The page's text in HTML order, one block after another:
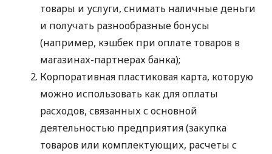
товары и услуги, снимать наличные деньги
и получать разнообразные бонусы
(например, кэшбек при оплате товаров в
магазинах-партнерах банка);
Корпоративная пластиковая карта, которую
можно использовать как для оплаты
расходов, связанных с основной
деятельностью предприятия (закупка
товаров или комплектующих, расчеты с